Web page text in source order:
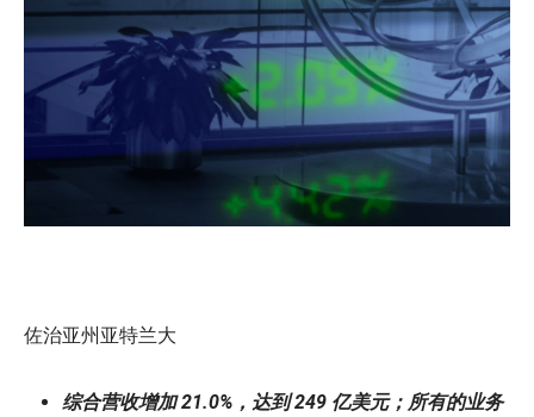
佐治亚州亚特兰大
综合营收增加 21.0%，达到 249 亿美元；所有的业务